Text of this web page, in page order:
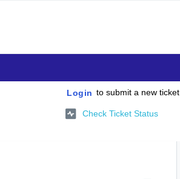
Login to submit a new ticket
Check Ticket Status